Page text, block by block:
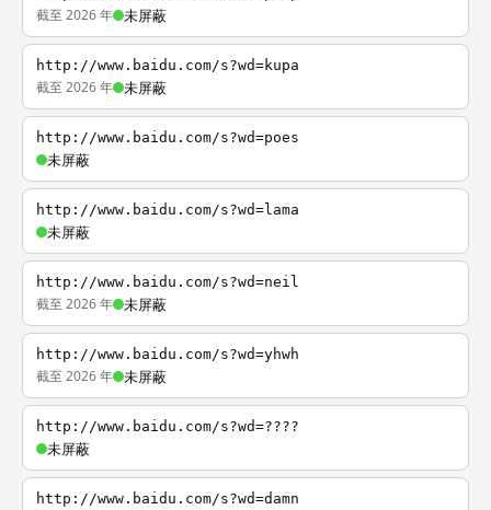
截至 2026 年 未屏蔽
http://www.baidu.com/s?wd=kupa
截至 2026 年 未屏蔽
http://www.baidu.com/s?wd=poes
未屏蔽
http://www.baidu.com/s?wd=lama
未屏蔽
http://www.baidu.com/s?wd=neil
截至 2026 年 未屏蔽
http://www.baidu.com/s?wd=yhwh
截至 2026 年 未屏蔽
http://www.baidu.com/s?wd=????
未屏蔽
http://www.baidu.com/s?wd=damn